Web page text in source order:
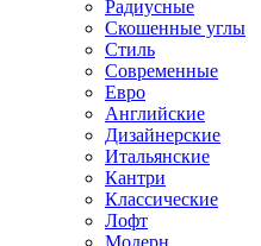
Радиусные
Скошенные углы
Стиль
Современные
Евро
Английские
Дизайнерские
Итальянские
Кантри
Классические
Лофт
Модерн